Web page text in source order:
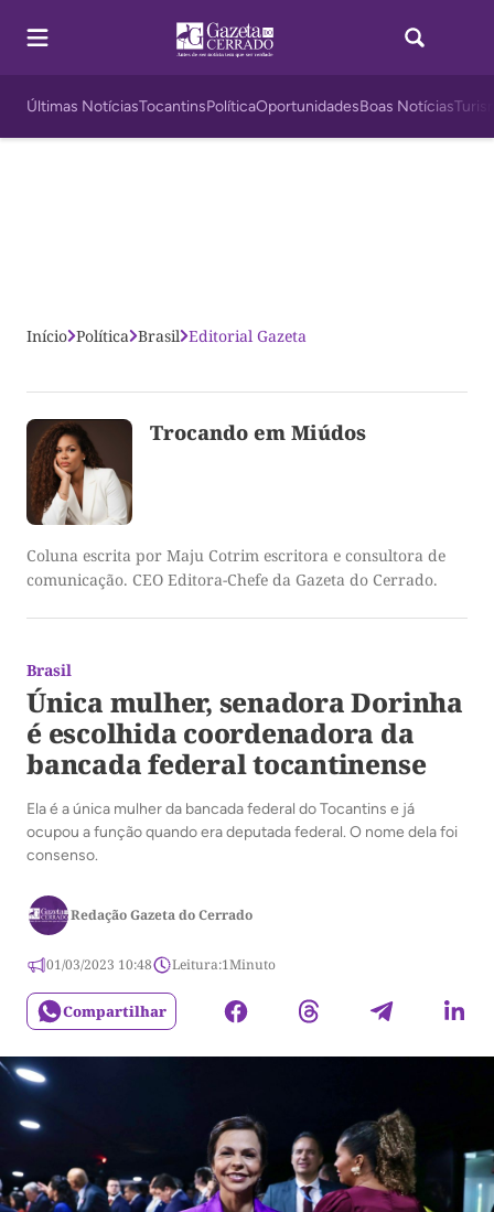
Últimas NotíciasTocantinsPolíticaOportunidadesBoas Notícias
Início Política Brasil Editorial Gazeta
Trocando em Miúdos
Coluna escrita por Maju Cotrim escritora e consultora de
comunicação. CEO Editora-Chefe da Gazeta do Cerrado.
Brasil
Única mulher, senadora Dorinha
é escolhida coordenadora da
bancada federal tocantinense
Ela é a única mulher da bancada federal do Tocantins e já
ocupou a função quando era deputada federal. O nome dela foi
consenso.
Redação Gazeta do Cerrado
01/03/2023 10:48 Leitura:1Minuto
Compartilhar